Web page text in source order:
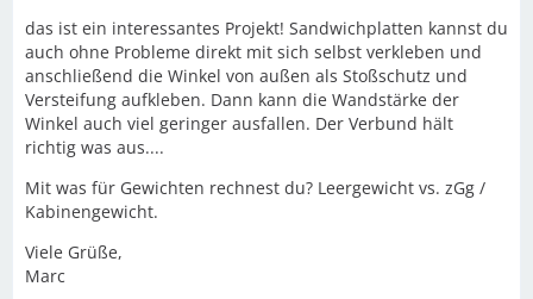
das ist ein interessantes Projekt! Sandwichplatten kannst du
auch ohne Probleme direkt mit sich selbst verkleben und
anschließend die Winkel von außen als Stoßschutz und
Versteifung aufkleben. Dann kann die Wandstärke der
Winkel auch viel geringer ausfallen. Der Verbund hält
richtig was aus....
Mit was für Gewichten rechnest du? Leergewicht vs. zGg /
Kabinengewicht.
Viele Grüße,
Marc